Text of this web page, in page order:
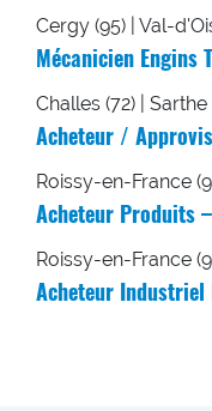
Cergy (95) | Val-
Mécanicien Engins
Challes (72) | Sarthe
Acheteur /
Roissy-en-France
Acheteur Produits
Roissy-en-France
Acheteur